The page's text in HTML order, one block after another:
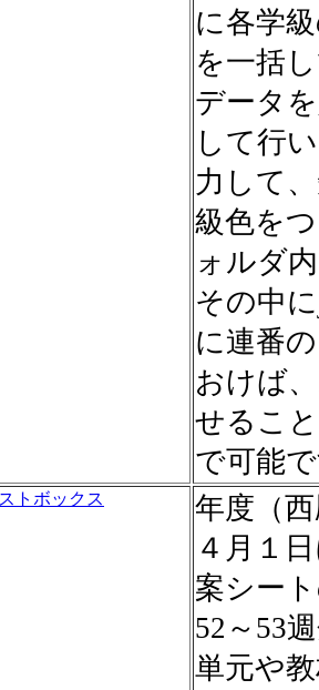
に各学
を一括
データ
して行
力して
級色を
ォルダ
その中
に連番
おけば
せるこ
で可能
トボックス
年度（
４月１
案シー
52～53
単元や